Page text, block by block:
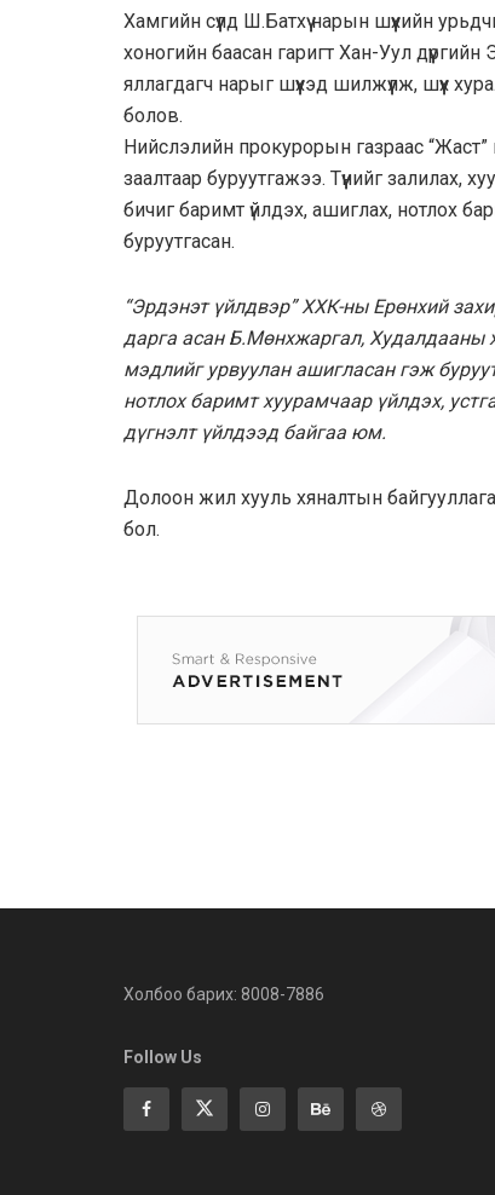
Хамгийн сүүлд Ш.Батхүү нарын шүүхийн
хоногийн баасан гаригт Хан-Уул дүүргийн
яллагдагч нарыг шүүхэд шилжүүлж, шүүх
болов.
Нийслэлийн прокуро­рын газраас “Жаст”
заалтаар буруутгажээ. Түүнийг
бичиг баримт үйлдэх, ашиглах, нотлох
буруутгасан.
“Эрдэнэт үйлдвэр” ХХК-ны Ерөнхий
дарга асан Б.Мөнхжаргал, Худалдааны
мэдлийг урвуулан ашигласан гэж
нотлох баримт хуурамчаар үйлдэх,
дүгнэлт үйлдээд байгаа юм.
Долоон жил хууль хяналтын
бол.
Холбоо барих: 8008-7886
Follow Us